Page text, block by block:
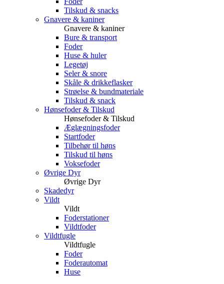
Tilskud & snacks
Gnavere & kaniner
Gnavere & kaniner
Bure & transport
Foder
Huse & huler
Legetøj
Seler & snore
Skåle & drikkeflasker
Strøelse & bundmateriale
Tilskud & snack
Hønsefoder & Tilskud
Hønsefoder & Tilskud
Æglægningsfoder
Startfoder
Tilbehør til høns
Tilskud til høns
Voksefoder
Øvrige Dyr
Øvrige Dyr
Skadedyr
Vildt
Vildt
Foderstationer
Vildtfoder
Vildtfugle
Vildtfugle
Foder
Foderautomat
Huse